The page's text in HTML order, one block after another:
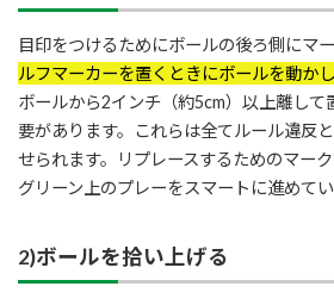
目印をつけるためにボールの後ろ側にマ
ルフマーカーを置くときにボールを動か
ボールから2インチ（約5cm）以上離して
要があります。これらは全てルール違反
せられます。リプレースするためのマーク
グリーン上のプレーをスマートに進めてい
2)ボールを拾い上げる